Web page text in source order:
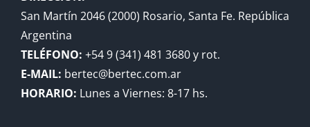
San Martín 2046 (2000) Rosario, Santa Fe. República
Argentina
TELÉFONO: +54 9 (341) 481 3680 y rot.
E-MAIL: bertec@bertec.com.ar
HORARIO: Lunes a Viernes: 8-17 hs.